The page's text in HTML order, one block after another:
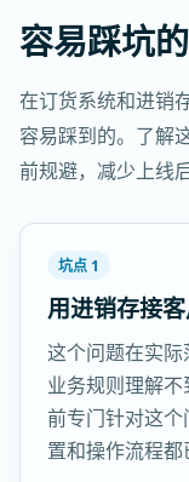
容易踩坑
在订货系统和进销
容易踩到的。了解
前规避，减少上线
坑点 1
用进销存接
这个问题在实
业务规则理解
前专门针对这
置和操作流程都